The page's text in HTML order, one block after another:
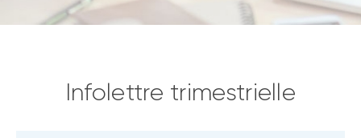
Infolettre trimestrielle